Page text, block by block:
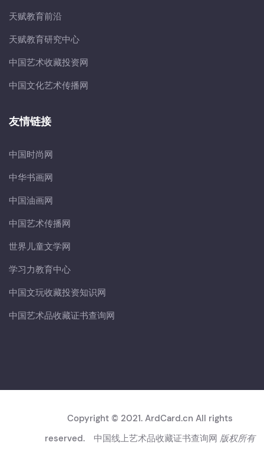
天赋教育前沿
天赋教育研究中心
中国艺术收藏投资网
中国文化艺术传播网
友情链接
中国时尚网
中华书画网
中国油画网
中国艺术传播网
世界儿童文学网
学习力教育中心
中国文玩收藏投资知识网
中国艺术品收藏证书查询网
Copyright © 2021. ArdCard.cn All rights
reserved. 中国线上艺术品收藏证书查询网 版权所有